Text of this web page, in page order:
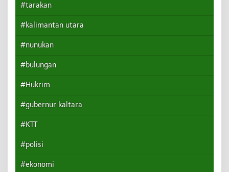
#tarakan
#kalimantan utara
#nunukan
#bulungan
#Hukrim
#gubernur kaltara
#KTT
#polisi
#ekonomi